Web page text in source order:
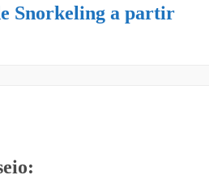
Snorkeling a partir